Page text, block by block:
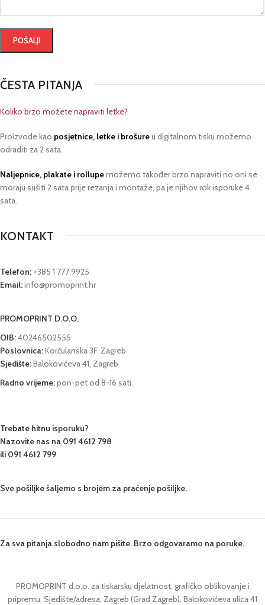
ČESTA PITANJA
Koliko brzo možete napraviti letke?
Proizvode kao posjetnice, letke i brošureu digitalnom tisku možemo
odraditi za 2 sata.
Naljepnice, plakate i rollupemožemo također brzo napraviti no oni se
moraju sušiti 2 sata prije rezanja i montaže, pa je njihov rok isporuke 4
sata.
KONTAKT
Telefon: +385 1 777 9925
Email:info@promoprint.hr
PROMOPRINT D.O.O.
OIB:40246502555
Poslovnica:Korčulanska 3F. Zagreb
Sjedište:Balokovićeva 41, Zagreb
Radno vrijeme:pon-pet od 8-16 sati
Trebate hitnu isporuku?
Nazovite nas na 091 4612 798
ili 091 4612 799
Sve pošiljke šaljemo s brojem za praćenje pošiljke.
Za sva pitanja slobodno nam pišite. Brzo odgovaramo na poruke.
PROMOPRINT d.o.o. za tiskarsku djelatnost, grafičko oblikovanje i
pripremu. Sjedište/adresa: Zagreb (Grad Zagreb), Balokovićeva ulica 41